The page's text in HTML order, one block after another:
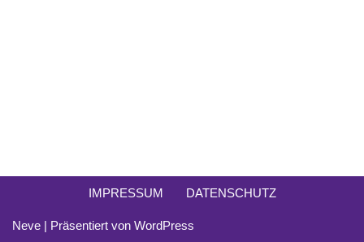
IMPRESSUM DATENSCHUTZ
Neve | Präsentiert von WordPress